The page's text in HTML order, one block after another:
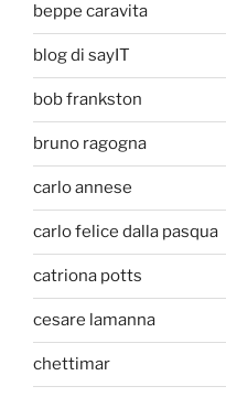
beppe caravita
blog di sayIT
bob frankston
bruno ragogna
carlo annese
carlo felice dalla pasqua
catriona potts
cesare lamanna
chettimar